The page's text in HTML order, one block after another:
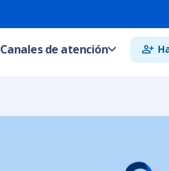
Canales de atención